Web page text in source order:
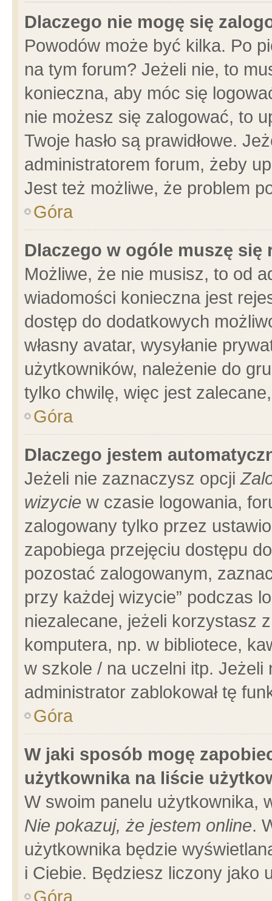
Dlaczego nie mogę się
Powodów może być kilka. Po
na tym forum? Jeżeli nie, to
konieczna, aby móc się
nie możesz się zalogować, to
Twoje hasło są prawidłowe.
administratorem forum, żeby
Jest też możliwe, że problem
Góra
Dlaczego w ogóle muszę się
Możliwe, że nie musisz, to od
wiadomości konieczna jest
dostęp do dodatkowych
własny avatar, wysyłanie
użytkowników, należenie do
tylko chwilę, więc jest
Góra
Dlaczego jestem
Jeżeli nie zaznaczysz opcji
wizycie w czasie logowania,
zalogowany tylko przez
zapobiega przejęciu dostępu
pozostać zalogowanym,
przy każdej wizycie” podczas
niezalecane, jeżeli korzystasz
komputera, np. w bibliotece,
w szkole / na uczelni itp.
administrator zablokował tę
Góra
W jaki sposób mogę
użytkownika na liście
W swoim panelu użytkownika,
Nie pokazuj, że jestem online.
użytkownika będzie
i Ciebie. Będziesz liczony jako
Góra